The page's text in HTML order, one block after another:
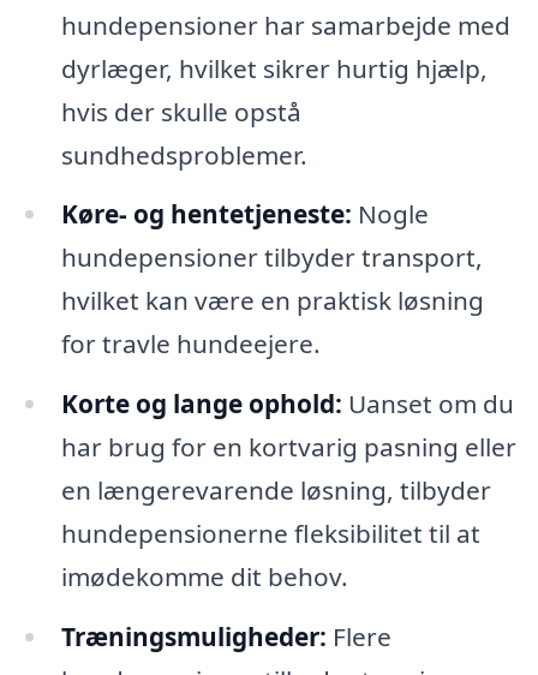
hundepensioner har samarbejde med
dyrlæger, hvilket sikrer hurtig hjælp,
hvis der skulle opstå
sundhedsproblemer.
Køre- og hentetjeneste: Nogle
hundepensioner tilbyder transport,
hvilket kan være en praktisk løsning
for travle hundeejere.
Korte og lange ophold: Uanset om du
har brug for en kortvarig pasning eller
en længerevarende løsning, tilbyder
hundepensionerne fleksibilitet til at
imødekomme dit behov.
Træningsmuligheder: Flere